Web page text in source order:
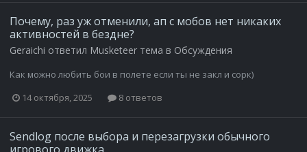
Почему, раз уж отменили, ап с мобов нет никаких
активностей в бездне?
Geraichi ответил Musketeer тема в Обсуждения
Как можно любить бои в полете если ты не закл и сорк)
14 октября, 2025
8 ответов
Sendlog после выбора и перезагрузки обычного
игрового движка